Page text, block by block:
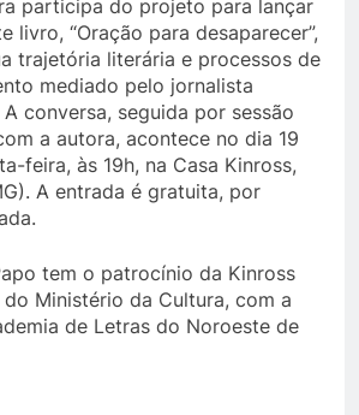
participa do projeto para lançar
livro, “Oração para desaparecer”,
trajetória literária e processos de
mediado pelo jornalista
conversa, seguida por sessão
a autora, acontece no dia 19
feira, às 19h, na Casa Kinross,
A entrada é gratuita, por
tem o patrocínio da Kinross
do Ministério da Cultura, com a
de Letras do Noroeste de